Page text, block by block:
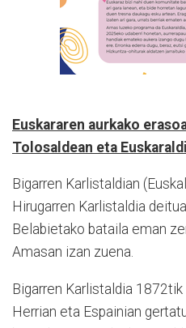
Euskararen aurkako
Tolosaldean eta
Bigarren Karlistaldian
Hirugarren Karlistaldia
Belabietako bataila eman
Amasan izan zuena.
Bigarren Karlistaldia
Herrian eta Espainian